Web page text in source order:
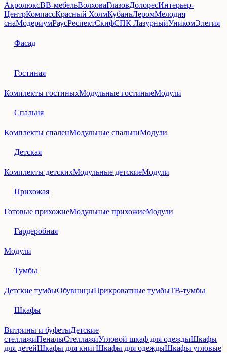
АкролюксВВ‑мебельВолховаГлазовДолоресИнтерьер-
ЦентрКомпассКрасный ХолмКубаньЛеромМелодия
снаМодериумРаусРеспектСкифСПК ЛазурныйУникомЭлегия
Фасад
Гостиная
Комплекты гостиныхМодульные гостиныеМодули
Спальня
Комплекты спаленМодульные спальниМодули
Детская
Комплекты детскихМодульные детскиеМодули
Прихожая
Готовые прихожиеМодульные прихожиеМодули
Гардеробная
Модули
Тумбы
Детские тумбыОбувницыПрикроватные тумбыТВ-тумбы
Шкафы
Витрины и буфетыДетские
стеллажиПеналыСтеллажиУгловой шкаф для одеждыШкафы
для детейШкафы для книгШкафы для одеждыШкафы угловые